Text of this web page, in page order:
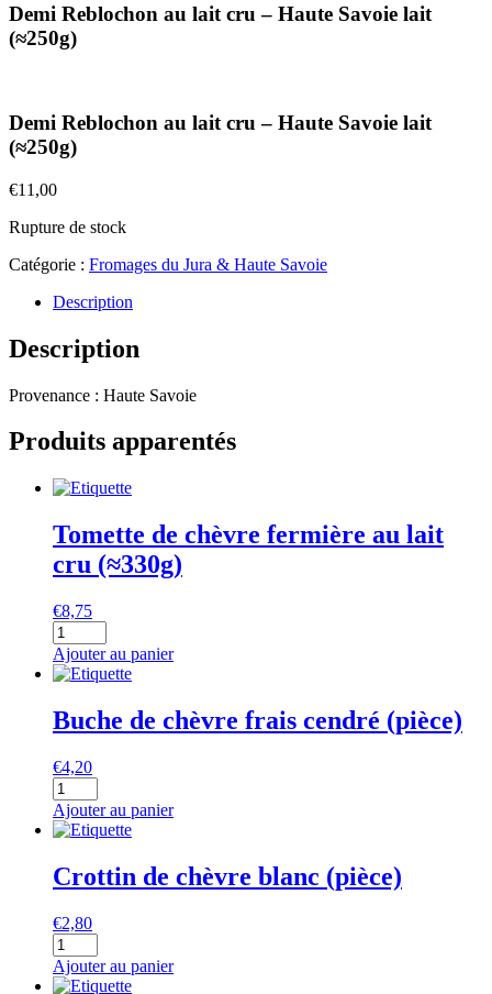
Demi Reblochon au lait cru – Haute Savoie lait
(≈250g)
Demi Reblochon au lait cru – Haute Savoie lait
(≈250g)
€11,00
Rupture de stock
Catégorie : Fromages du Jura & Haute Savoie
Description
Description
Provenance : Haute Savoie
Produits apparentés
Tomette de chèvre fermière au lait
cru (≈330g)
€8,75
quantité
de
Tomette
chèvre
fermière
lait
cru
(≈330g)
Ajouter au panier
Buche de chèvre frais cendré (pièce)
€4,20
quantité
de
Buche
chèvre
frais
(pièce)
Ajouter au panier
Crottin de chèvre blanc (pièce)
€2,80
quantité
de
Crottin
Ajouter au panier